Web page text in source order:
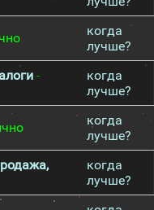
когда
лучше?
-
когда
лучше?
когда
лучше?
когда
лучше?